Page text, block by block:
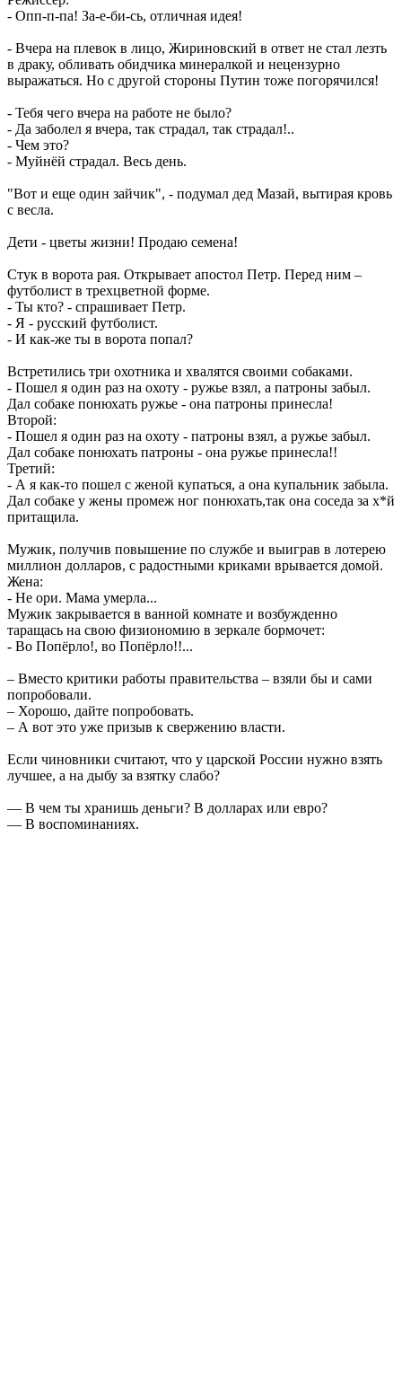
- Опп-п-па! За-е-би-сь, отличная идея!
- Вчера на плевок в лицо, Жириновский в ответ не стал лезть
в драку, обливать обидчика минералкой и нецензурно
выражаться. Но с другой стороны Путин тоже погорячился!
- Тебя чего вчера на работе не было?
- Да заболел я вчера, так страдал, так страдал!..
- Чем это?
- Муйнёй страдал. Весь день.
"Вот и еще один зайчик", - подумал дед Мазай, вытирая кровь
с весла.
Дети - цветы жизни! Продаю семена!
Стук в ворота рая. Открывает апостол Петр. Перед ним –
футболист в трехцветной форме.
- Ты кто? - спрашивает Петр.
- Я - русский футболист.
- И как-же ты в ворота попал?
Встретились три охотника и хвалятся своими собаками.
- Пошел я один раз на охоту - ружье взял, а патроны забыл.
Дал собаке понюхать ружье - она патроны принесла!
Второй:
- Пошел я один раз на охоту - патроны взял, а ружье забыл.
Дал собаке понюхать патроны - она ружье принесла!!
Третий:
- А я как-то пошел с женой купаться, а она купальник забыла.
Дал собаке у жены промеж ног понюхать,так она соседа за х*й
притащила.
Мужик, получив повышение по службе и выиграв в лотерею
миллион долларов, с радостными криками врывается домой.
Жена:
- Не ори. Мама умерла...
Мужик закрывается в ванной комнате и возбужденно
таращась на свою физиономию в зеркале бормочет:
- Во Попёрло!, во Попёрло!!...
– Вместо критики работы правительства – взяли бы и сами
попробовали.
– Хорошо, дайте попробовать.
– А вот это уже призыв к свержению власти.
Если чиновники считают, что у царской России нужно взять
лучшее, а на дыбу за взятку слабо?
— В чем ты хранишь деньги? В долларах или евро?
— В воспоминаниях.